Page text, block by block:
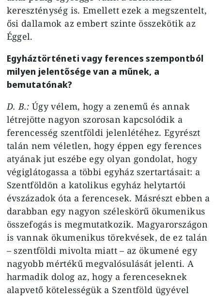
kereszténység is. Emellett ezek a megszentelt,
ősi dallamok az embert szinte összekötik az
Éggel.
Egyháztörténeti vagy ferences szempontból
milyen jelentősége van a műnek, a
bemutatónak?
D. B.: Úgy vélem, hogy a zenemű és annak
létrejötte nagyon szorosan kapcsolódik a
ferencesség szentföldi jelenlétéhez. Egyrészt
talán nem véletlen, hogy éppen egy ferences
atyának jut eszébe egy olyan gondolat, hogy
végiglátogassa a többi egyház szertartásait: a
Szentföldön a katolikus egyház helytartói
évszázadok óta a ferencesek. Másrészt ebben a
darabban egy nagyon széleskörű ökumenikus
összefogás is megmutatkozik. Magyarországon
is vannak ökumenikus törekvések, de ez talán
– szentföldi mivolta miatt – az ökumené egy
nagyobb mértékű megvalósulását jelenti. A
harmadik dolog az, hogy a ferenceseknek
alapvető kötelességük a Szentföld ügyével